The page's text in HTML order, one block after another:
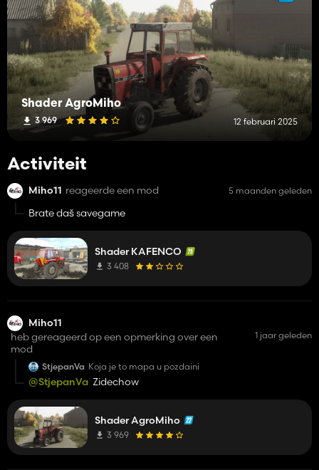
Shader AgroMiho
3 969 12 februari 2025
Activiteit
Miho11 reageerde een mod 5 maanden geleden
Brate daš savegame
Shader KAFENCO
3 408
Miho11
heb gereageerd op een opmerking over een
mod
1 jaar geleden
StjepanVa Koja je to mapa u pozdaini
@StjepanVa Zidechow
Shader AgroMiho
3 969